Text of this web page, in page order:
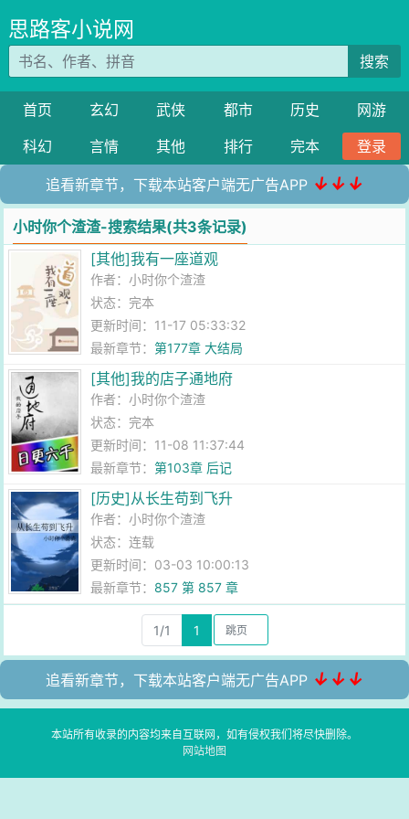
思路客小说网
搜索
首页 玄幻 武侠 都市 历史
网游
科幻
言情 其他 排行 完本 登录
追看新章节，下载本站客户端无广告APP ↓↓↓
小时你个渣渣-搜索结果(共3条记录)
[其他]我有一座道观
作者： 小时你个渣渣
状态：完本
更新时间：11-17 05:33:32
最新章节：第177章 大结局
[其他]我的店子通地府
作者： 小时你个渣渣
状态：完本
更新时间：11-08 11:37:44
最新章节：第103章 后记
[历史]从长生苟到飞升
作者： 小时你个渣渣
状态：连载
更新时间：03-03 10:00:13
最新章节： 857 第 857 章
1/1 1
追看新章节，下载本站客户端无广告APP ↓↓↓
本站所有收录的内容均来自互联网，如有侵权我们将尽快删除。
网站地图